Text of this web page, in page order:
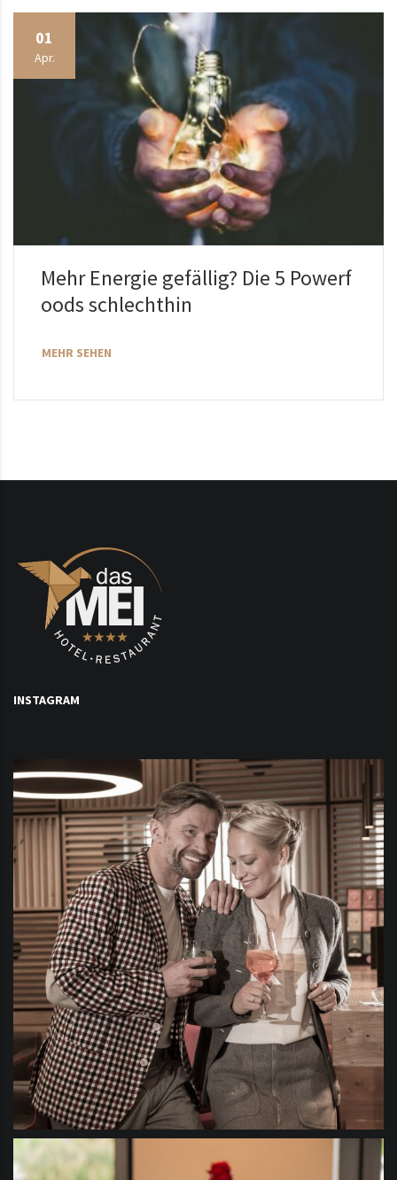
01
Apr.
Mehr Energie gefällig? Die 5 Powerf
oods schlechthin
MEHR SEHEN
INSTAGRAM